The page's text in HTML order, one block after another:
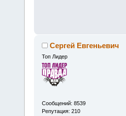
Сергей Евгеньевич
Топ Лидер
Сообщений: 8539
Репутация: 210